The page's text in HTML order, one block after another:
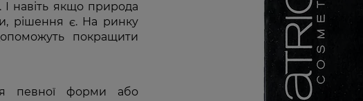
навіть якщо природа
рішення є. На ринку
покращити
певної форми або